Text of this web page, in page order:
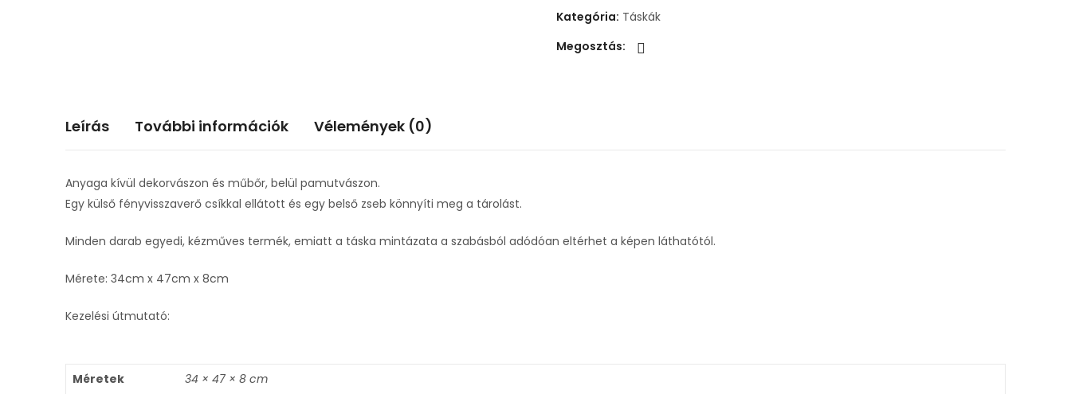
Kategória: Táskák
Megosztás:
Leírás További információk Vélemények (0)
Anyaga kívül dekorvászon és műbőr, belül pamutvászon.
Egy külső fényvisszaverő csíkkal ellátott és egy belső zseb könnyíti meg a tárolást.
Minden darab egyedi, kézműves termék, emiatt a táska mintázata a szabásból adódóan eltérhet a képen láthatótól.
Mérete: 34cm x 47cm x 8cm
Kezelési útmutató:
Méretek 34 × 47 × 8 cm